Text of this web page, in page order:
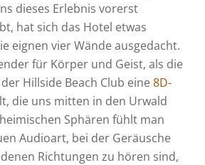
dieses Erlebnis vorerst
hat sich das Hotel etwas
eignen vier Wände ausgedacht.
für Körper und Geist, als die
Hillside Beach Club eine8D-
die uns mitten in den Urwald
Sphären fühlt man
Audioart, bei der Geräusche
Richtungen zu hören sind,